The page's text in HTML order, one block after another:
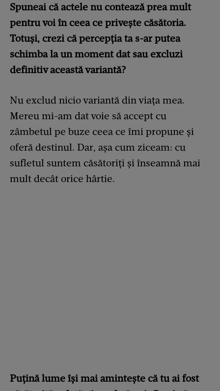
Spuneai că actele nu contează prea mult
pentru voi în ceea ce privește căsătoria.
Totuși, crezi că percepția ta s-ar putea
schimba la un moment dat sau excluzi
definitiv această variantă?
Nu exclud nicio variantă din viața mea.
Mereu mi-am dat voie să accept cu
zâmbetul pe buze ceea ce îmi propune și
oferă destinul. Dar, așa cum ziceam: cu
sufletul suntem căsătoriți și înseamnă mai
mult decât orice hârtie.
Puțină lume își mai amintește că tu ai fost